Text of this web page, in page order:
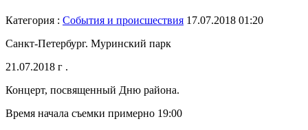
Категория : События и происшествия 17.07.2018 01:20
Санкт-Петербург. Муринский парк
21.07.2018 г .
Концерт, посвященный Дню района.
Время начала съемки примерно 19:00